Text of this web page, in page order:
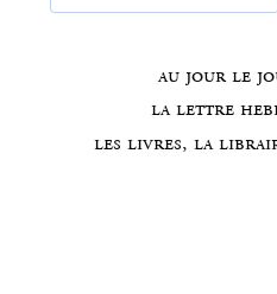
au jour le
la lettre
les livres, la